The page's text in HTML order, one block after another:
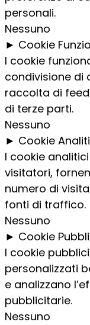
personali.
Nessuno
► Cookie
I cookie
condivisione di
raccolta di
di terze parti.
Nessuno
► Cookie
I cookie
visitatori,
numero di
fonti di traffico.
Nessuno
► Cookie
I cookie
personalizzati
e analizzano
pubblicitarie.
Nessuno